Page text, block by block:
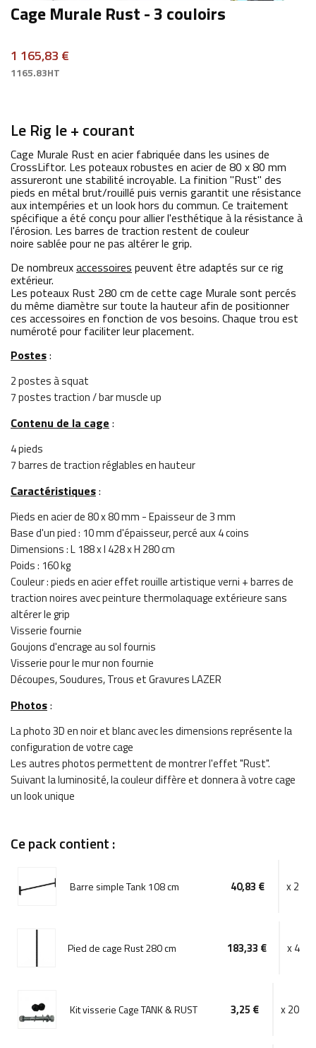
Cage Murale Rust - 3 couloirs
1 165,83 €
1165.83HT
Le Rig le + courant
Cage Murale Rust en acier fabriquée dans les usines de
CrossLiftor. Les poteaux robustes en acier de 80 x 80 mm
assureront une stabilité incroyable. La finition "Rust" des
pieds en métal brut/rouillé puis vernis garantit une résistance
aux intempéries et un look hors du commun. Ce traitement
spécifique a été conçu pour allier l'esthétique à la résistance à
l'érosion. Les barres de traction restent de couleur
noire sablée pour ne pas altérer le grip.
De nombreuxaccessoires peuvent être adaptés sur ce rig
extérieur.
Les poteaux Rust 280 cm de cette cage Murale sont percés
du même diamètre sur toute la hauteur afin de positionner
ces accessoires en fonction de vos besoins. Chaque trou est
numéroté pour faciliter leur placement.
Postes:
2 postes à squat
7 postes traction / bar muscle up
Contenu de la cage :
4 pieds
7 barres de traction réglables en hauteur
Caractéristiques:
Pieds en acier de 80 x 80 mm - Epaisseur de 3 mm
Base d'un pied : 10 mm d'épaisseur, percé aux 4 coins
Dimensions : L 188 x l 428 x H 280 cm
Poids : 160 kg
Couleur : pieds en acier effet rouille artistique verni + barres de
traction noires avec peinture thermolaquage extérieure sans
altérer le grip
Visserie fournie
Goujons d'encrage au sol fournis
Visserie pour le mur non fournie
Découpes, Soudures, Trous et Gravures LAZER
Photos:
La photo 3D en noir et blanc avec les dimensions représente la
configuration de votre cage
Les autres photos permettent de montrer l'effet "Rust".
Suivant la luminosité, la couleur diffère et donnera à votre cage
un look unique
Ce pack contient :
Barre simple Tank 108 cm 40,83 € x 2
Pied de cage Rust 280 cm 183,33 € x 4
Kit visserie Cage TANK & RUST 3,25 € x 20